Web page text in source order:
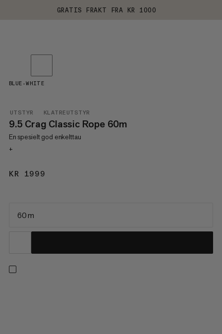
GRATIS FRAKT FRA KR 1000
UTSTYR KLATREUTSTYR
9.5 Crag Classic Rope 60m
En spesielt god enkelttau
+
KR 1999
BLUE-WHITE
60 m